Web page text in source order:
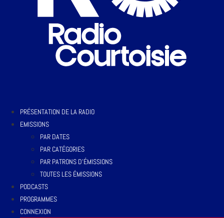
PRÉSENTATION DE LA RADIO
EMISSIONS
PAR DATES
PAR CATÉGORIES
PAR PATRONS D’ÉMISSIONS
TOUTES LES ÉMISSIONS
PODCASTS
PROGRAMMES
CONNEXION